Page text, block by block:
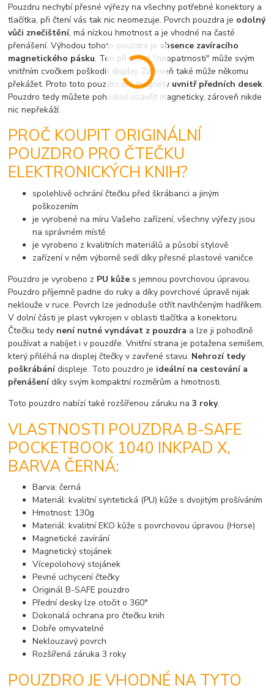
Pouzdru nechybí přesné výřezy na všechny potřebné konektory a
tlačítka, při čtení vás tak nic neomezuje. Povrch pouzdra je odolný
vůči znečištění, má nízkou hmotnost a je vhodné na časté
přenášení. Výhodou tohoto pouzdra je absence zavíracího
magnetického pásku. Ten při určité "neopatrnosti" může svým
vnitřním cvočkem poškodit displej. Zároveň také může někomu
překážet. Proto toto pouzdro má magnety uvnitř předních desek.
Pouzdro tedy můžete pohodlně uzavřít magneticky, zároveň nikde
nic nepřekáží.
PROČ KOUPIT ORIGINÁLNÍ
POUZDRO PRO ČTEČKU
ELEKTRONICKÝCH KNIH?
spolehlivě ochrání čtečku před škrábanci a jiným
poškozením
je vyrobené na míru Vašeho zařízení, všechny výřezy jsou
na správném místě
je vyrobeno z kvalitních materiálů a působí stylově
zařízení v něm výborně sedí díky přesné plastové vaničce
Pouzdro je vyrobeno z PU kůže s jemnou povrchovou úpravou.
Pouzdro příjemně padne do ruky a díky povrchové úpravě nijak
neklouže v ruce. Povrch lze jednoduše otřít navlhčeným hadříkem.
V dolní části je plast vykrojen v oblasti tlačítka a konektoru.
Čtečku tedy není nutné vyndávat z pouzdra a lze ji pohodlně
používat a nabíjet i v pouzdře. Vnitřní strana je potažena semišem,
který přiléhá na displej čtečky v zavřené stavu. Nehrozí tedy
poškrábánídispleje. Toto pouzdro je ideální na cestování a
přenášenídíky svým kompaktní rozměrům a hmotnosti.
Toto pouzdro nabízí také rozšířenou záruku na3 roky.
VLASTNOSTI POUZDRA B-SAFE
POCKETBOOK 1040 INKPAD X,
BARVA ČERNÁ:
Barva: černá
Materiál: kvalitní syntetická (PU) kůže s dvojitým prošíváním
Hmotnost: 130g
Materiál: kvalitní EKO kůže s povrchovou úpravou (Horse)
Magnetické zavírání
Magnetický stojánek
Vícepolohový stojánek
Pevné uchycení čtečky
Originál B-SAFE pouzdro
Přední desky lze otočit o 360°
Dokonalá ochrana pro čtečku knih
Dobře omyvatelné
Neklouzavý povrch
Rozšířená záruka 3 roky
POUZDRO JE VHODNÉ NA TYTO